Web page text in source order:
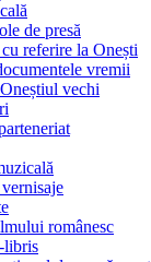
de presă
referire la Onești
vremii
vechi
românesc
libris